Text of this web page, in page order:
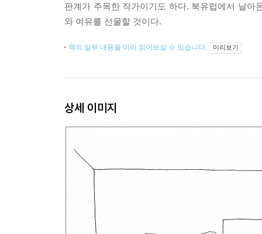
판계가 주목한 작가이기도 하다. 북유럽에서 날
와 여유를 선물할 것이다.
책의 일부 내용을 미리 읽어보실 수 있습니다. 미리보기
상세 이미지